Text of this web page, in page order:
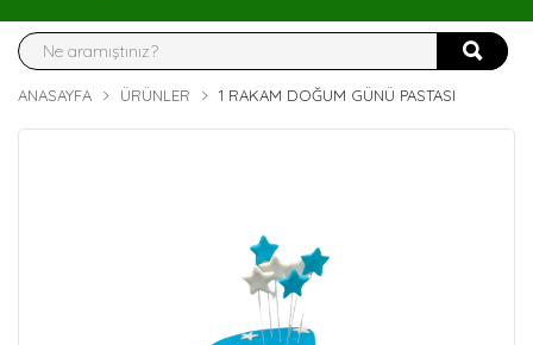
ANASAYFA ÜRÜNLER 1 RAKAM DOĞUM GÜNÜ PASTASI